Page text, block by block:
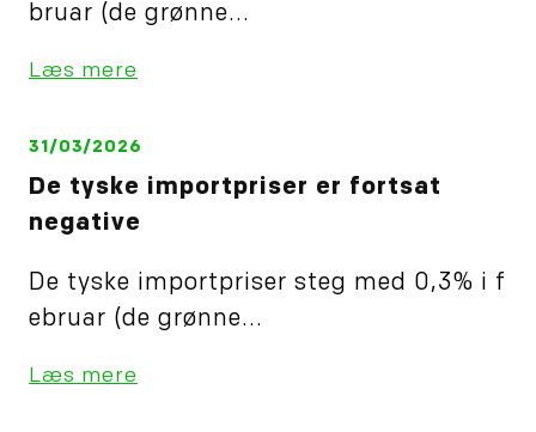
bruar (de grønne...
Læs mere
31/03/2026
De tyske importpriser er fortsat
negative
De tyske importpriser steg med 0,3% i f
ebruar (de grønne...
Læs mere